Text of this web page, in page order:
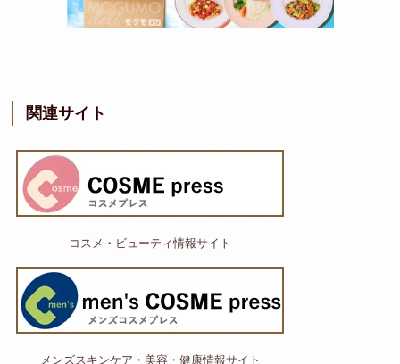
関連サイト
コスメ・ビューティ情報サイト
メンズスキンケア・美容・健康情報サイト